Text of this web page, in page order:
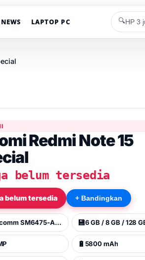
NEWS LAPTOP PC 🔍
Redmi Note 15
belum tersedia
belum tersedia + Bandingkan
Qualcomm SM6475-AB Snapdragon 6 Gen 3 (4 nm) 💾6 GB / 8 GB / 128
🔋 5800 mAh